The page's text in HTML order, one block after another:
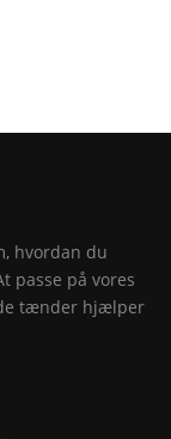
hvordan du
passe på vores
tænder hjælper